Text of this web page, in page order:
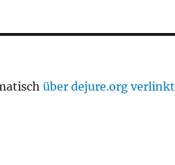
über dejure.org verlinkt